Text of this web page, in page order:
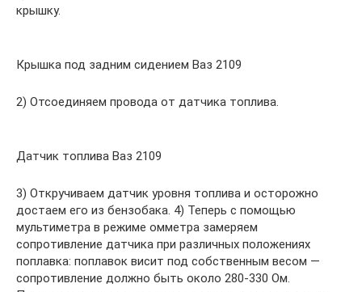
крышку.
Крышка под задним сидением Ваз 2109
2) Отсоединяем провода от датчика топлива.
Датчик топлива Ваз 2109
3) Откручиваем датчик уровня топлива и осторожно
достаем его из бензобака. 4) Теперь с помощью
мультиметра в режиме омметра замеряем
сопротивление датчика при различных положениях
поплавка: поплавок висит под собственным весом —
сопротивление должно быть около 280-330 Ом.